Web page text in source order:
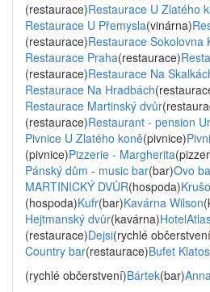
(restaurace)Restaurace U Zlatého
Restaurace U Přemysla(vinárna)
(restaurace)Restaurace Sokolovna
Restaurace Praha(restaurace)
(restaurace)Restaurace Na
Restaurace Na Hradbách
Restaurace Martinský dvůr
(restaurace)Restaurant - pension
Pivnice U Zlatého koně(pivnice)
(pivnice)Pizzerie - Margherita
Pánský dům - music bar(bar)Ovo
MARTINICKÝ DVŮR(hospoda)
(hospoda)Kufr(bar)Kavárna Wilson
Hejtmanský dvůr(kavárna)
(restaurace)Dejsi(rychlé
Country bar(restaurace)Bufet
(rychlé občerstvení)Bártek(bar)